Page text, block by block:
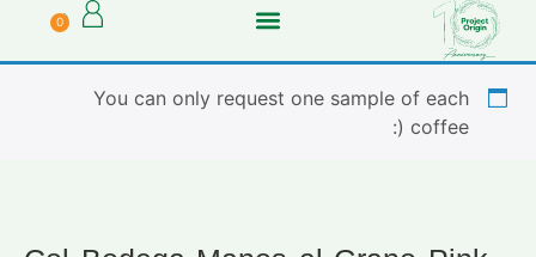
0
You can only request one sample of each
coffee (: